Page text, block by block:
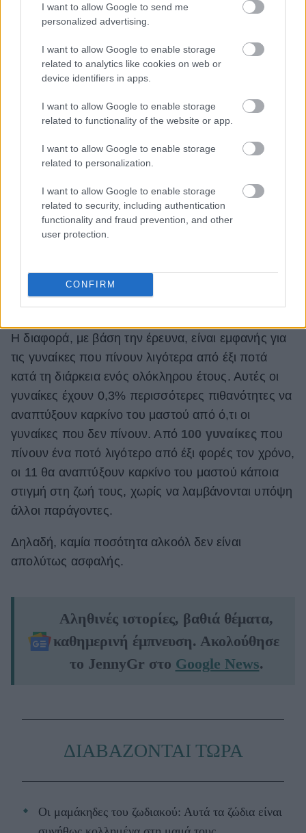
I want to allow Google to send me
personalized advertising.
I want to allow Google to enable storage
related to analytics like cookies on web or
device identifiers in apps.
I want to allow Google to enable storage
related to functionality of the website or app.
I want to allow Google to enable storage
related to personalization.
I want to allow Google to enable storage
related to security, including authentication
functionality and fraud prevention, and other
user protection.
CONFIRM
Ένα ποτό κάθε λίγους μήνες
Η διαφορά, με βάση την έρευνα, είναι εμφανής για
τις γυναίκες που πίνουν λιγότερα από έξι ποτά
κατά τη διάρκεια ενός ολόκληρου έτους. Αυτές οι
γυναίκες έχουν 0,3% περισσότερες πιθανότητες να
αναπτύξουν καρκίνο του μαστού από ό,τι οι
γυναίκες που δεν πίνουν. Από 100 γυναίκες που
πίνουν ένα ποτό λιγότερο από έξι φορές τον χρόνο,
οι 11 θα αναπτύξουν καρκίνο του μαστού κάποια
στιγμή στη ζωή τους, χωρίς να λαμβάνονται υπόψη
άλλοι παράγοντες.
Δηλαδή, καμία ποσότητα αλκοόλ δεν είναι
απολύτως ασφαλής.
Αληθινές ιστορίες, βαθιά θέματα,
καθημερινή έμπνευση. Ακολούθησε
το JennyGr στο Google News.
ΔΙΑΒΑΖΟΝΤΑΙ ΤΩΡΑ
Οι μαμάκηδες του ζωδιακού: Αυτά τα ζώδια είναι